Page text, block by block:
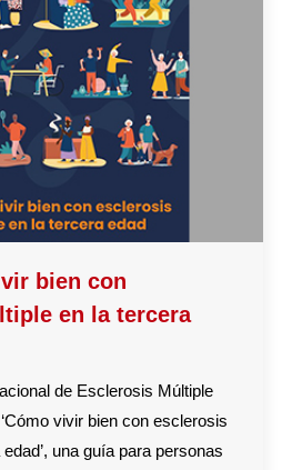
bien con
en la tercera
de Esclerosis Múltiple
vivir bien con esclerosis
una guía para personas